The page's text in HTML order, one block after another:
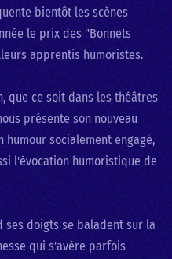
bientôt les scènes
le prix des "Bonnets
apprentis humoristes.
que ce soit dans les théâtres
présente son nouveau
humour socialement engagé,
l'évocation humoristique de
ses doigts se baladent sur la
qui s'avère parfois